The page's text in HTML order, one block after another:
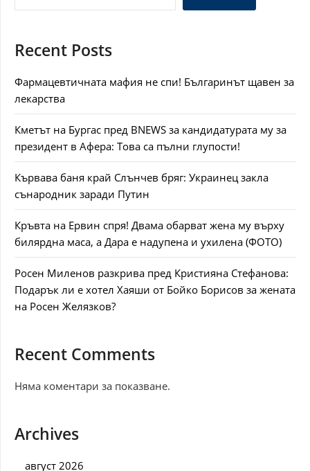
Recent Posts
Фармацевтичната мафия не спи! Българинът щавен за
лекарства
Кметът на Бургас пред BNEWS за кандидатурата му за
президент в Афера: Това са пълни глупости!
Кървава баня край Слънчев бряг: Украинец закла
сънародник заради Путин
Кръвта на Ервин спря! Двама обарват жена му върху
билярдна маса, а Дара е надупена и ухилена (ФОТО)
Росен Миленов разкрива пред Кристияна Стефанова:
Подарък ли е хотел Хаяши от Бойко Борисов за жената
на Росен Желязков?
Recent Comments
Няма коментари за показване.
Archives
август 2026